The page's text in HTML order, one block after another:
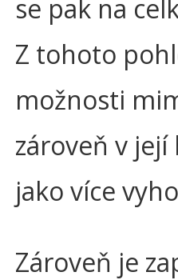
se pak na
Z tohoto
možnosti
zároveň v
jako více
Zároveň je